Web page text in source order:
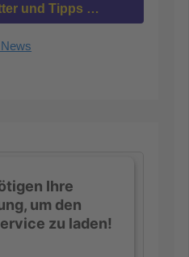
und Tipps …
Ihre
um den
zu laden!